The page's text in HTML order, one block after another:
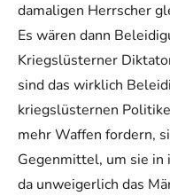
damaligen Herrscher
Es wären dann
Kriegslüsterner
sind das wirklich
kriegslüsternen
mehr Waffen fordern,
Gegenmittel, um sie in
da unweigerlich das